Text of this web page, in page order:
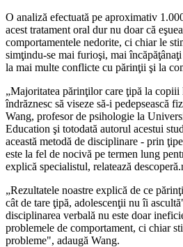
O analiză efectuată pe aproximativ
acest tratament oral dur nu doar că
comportamentele nedorite, ci chiar le
simţindu-se mai furioşi, mai
la mai multe conflicte cu părinţii şi la
„Majoritatea părinţilor care ţipă la
îndrăznesc să viseze să-i pedepsească
Wang, profesor de psihologie la
Education şi totodată autorul acestui
această metodă de disciplinare - prin
este la fel de nocivă pe termen lung
explică specialistul, relatează
„Rezultatele noastre explică de ce
cât de tare ţipă, adolescenţii nu îi
disciplinarea verbală nu este doar
problemele de comportament, ci chiar
probleme", adaugă Wang.